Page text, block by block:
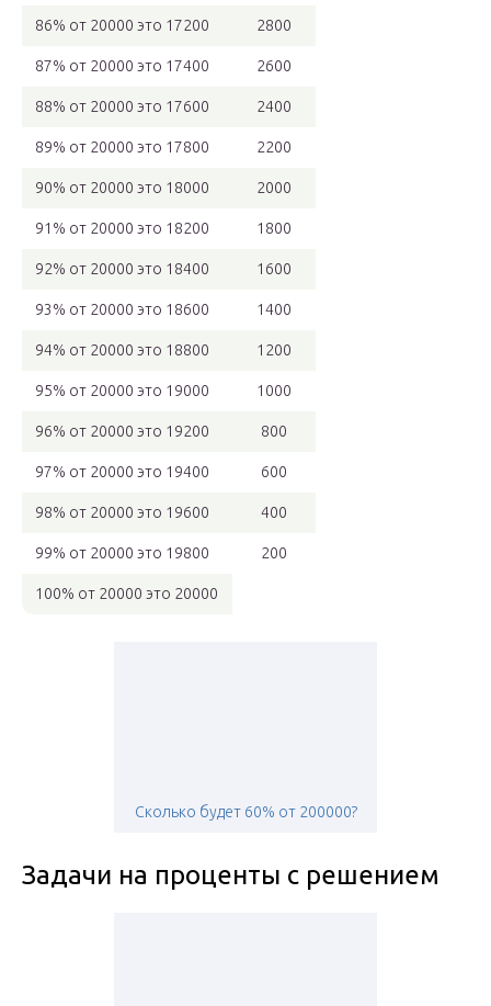
86% от 20000 это 17200 2800
87% от 20000 это 17400 2600
88% от 20000 это 17600 2400
89% от 20000 это 17800 2200
90% от 20000 это 18000 2000
91% от 20000 это 18200 1800
92% от 20000 это 18400 1600
93% от 20000 это 18600 1400
94% от 20000 это 18800 1200
95% от 20000 это 19000 1000
96% от 20000 это 19200 800
97% от 20000 это 19400 600
98% от 20000 это 19600 400
99% от 20000 это 19800 200
100% от 20000 это 20000
Сколько будет 60% от 200000?
Задачи на проценты с решением